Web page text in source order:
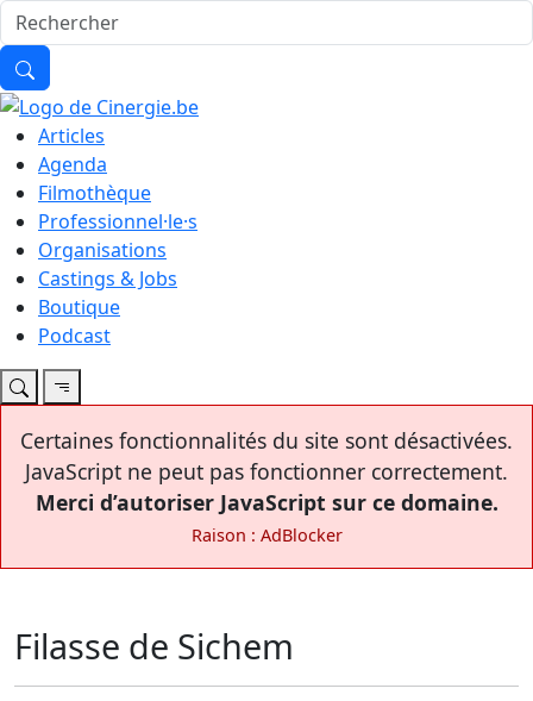
Articles
Agenda
Filmothèque
Professionnel·le·s
Organisations
Castings & Jobs
Boutique
Podcast
Certaines fonctionnalités du site sont désactivées.
JavaScript ne peut pas fonctionner correctement.
Merci d’autoriser JavaScript sur ce domaine.
Raison : AdBlocker
Filasse de Sichem